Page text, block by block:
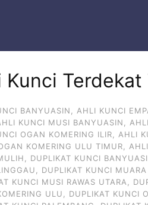
Kunci
BANYUASIN AHLI KUNCI
KUNCI MUSI BANYUASIN
OGAN KOMERING ILIR
AHLI
KOMERING ULU TIMUR
DUPLIKAT KUNCI
DUPLIKAT KUNCI
KUNCI MUSI RAWAS UTARA
ULU
DUPLIKAT KUNCI